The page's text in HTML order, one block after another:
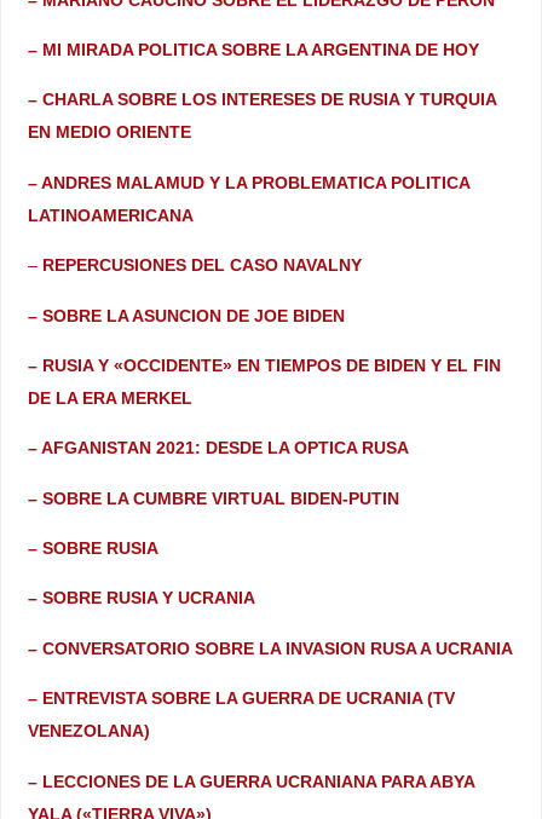
– MI MIRADA POLITICA SOBRE LA ARGENTINA DE HOY
– CHARLA SOBRE LOS INTERESES DE RUSIA Y TURQUIA
EN MEDIO ORIENTE
– ANDRES MALAMUD Y LA PROBLEMATICA POLITICA
LATINOAMERICANA
– REPERCUSIONES DEL CASO NAVALNY
– SOBRE LA ASUNCION DE JOE BIDEN
– RUSIA Y «OCCIDENTE» EN TIEMPOS DE BIDEN Y EL FIN
DE LA ERA MERKEL
– AFGANISTAN 2021: DESDE LA OPTICA RUSA
– SOBRE LA CUMBRE VIRTUAL BIDEN-PUTIN
– SOBRE RUSIA
– SOBRE RUSIA Y UCRANIA
– CONVERSATORIO SOBRE LA INVASION RUSA A UCRANIA
– ENTREVISTA SOBRE LA GUERRA DE UCRANIA (TV
VENEZOLANA)
– LECCIONES DE LA GUERRA UCRANIANA PARA ABYA
YALA («TIERRA VIVA»)